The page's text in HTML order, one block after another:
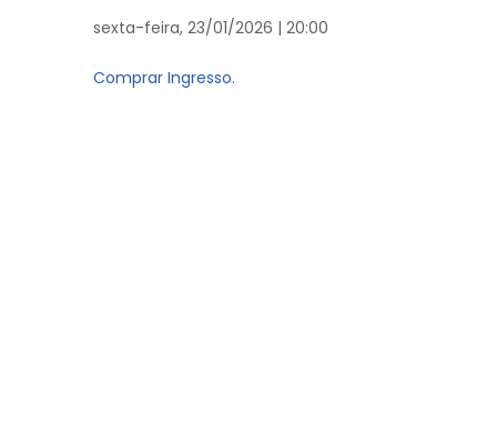
sexta-feira, 23/01/2026 | 20:00
Comprar Ingresso.